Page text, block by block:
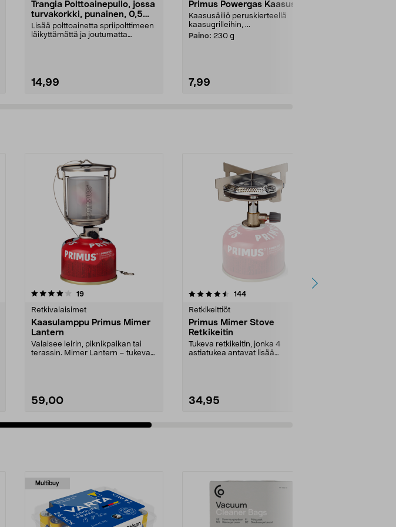
Trangia Polttoainepullo, jossa
turvakorkki, punainen, 0,5
litraa
Lisää polttoainetta spriipolttimeen
läikyttämättä ja joutumatta
14,99
Primus Powergas Kaasusäiliö
Kaasusäiliö peruskierteellä
kaasugrilleihin, ...
Paino: 230 g
7,99
19arvostelut
Retkivalaisimet
Kaasulamppu Primus Mimer
Lantern
Valaisee leirin, piknikpaikan tai
terassin. Mimer Lantern – tukeva
59,00
4.5viidestä
144arvostelut
Retkikeittiöt
Primus Mimer Stove
Retkikeitin
Tukeva retkikeitin, jonka 4
astiatukea antavat lisää
34,95
4.5viidestä
Multibuy